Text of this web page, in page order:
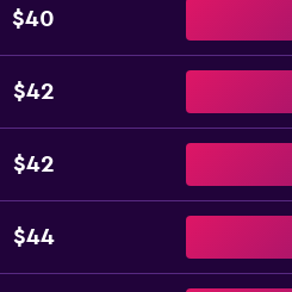
$40
$42
$42
$44